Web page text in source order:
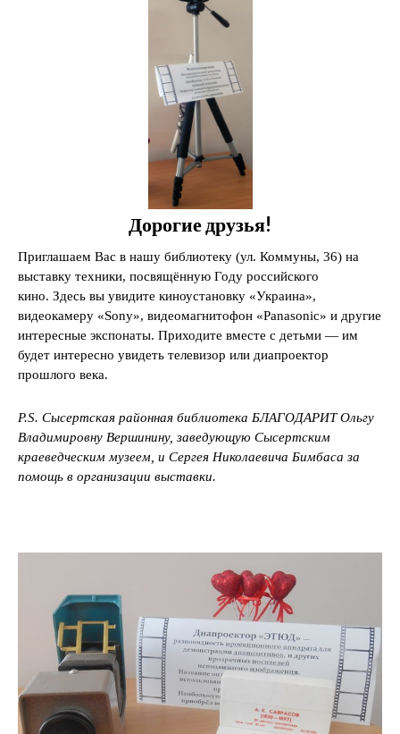
Дорогие друзья!
Приглашаем Вас в нашу библиотеку (ул. Коммуны, 36) на
выставку техники, посвящённую Году российского
кино. Здесь вы увидите киноустановку «Украина»,
видеокамеру «Sony», видеомагнитофон «Panasonic» и другие
интересные экспонаты. Приходите вместе с детьми — им
будет интересно увидеть телевизор или диапроектор
прошлого века.
P.S. Сысертская районная библиотека БЛАГОДАРИТ Ольгу
Владимировну Вершинину, заведующую Сысертским
краеведческим музеем, и Сергея Николаевича Бимбаса за
помощь в организации выставки.